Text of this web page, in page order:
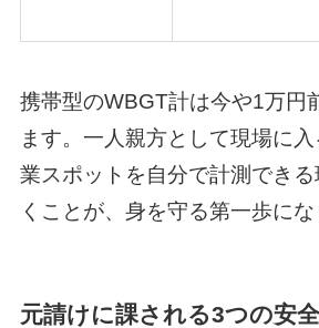
携帯型のWBGT計は今や1万円
ます。一人親方として現場に
業スポットを自分で計測でき
くことが、身を守る第一歩にな
元請けに課される3つの安